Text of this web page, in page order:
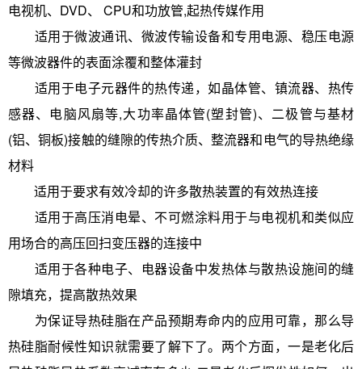
电视机、DVD、 CPU和功放管,起热传媒作用
适用于微波通讯、微波传输设备和专用电源、稳压电源
等微波器件的表面涂覆和整体灌封
适用于电子元器件的热传递，如晶体管、镇流器、热传
感器、电脑风扇等,大功率晶体管(塑封管)、二极管与基材
(铝、铜板)接触的缝隙的传热介质、整流器和电气的导热绝缘
材料
适用于要求有效冷却的许多散热装置的有效热连接
适用于高压消电晕、不可燃涂料用于与电视机和类似应
用场合的高压回扫变压器的连接中
适用于各种电子、电器设备中发热体与散热设施间的缝
隙填充，提高散热效果
为保证导热硅脂在产品预期寿命内的应用可靠，那么导
热硅脂耐候性知识就需要了解下了。两个方面，一是老化后